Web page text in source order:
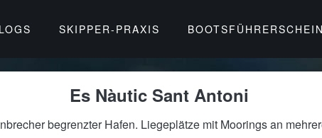
SKIPPER-PRAXIS
Es Nàutic Sant Antoni
begrenzter Hafen. Liegeplätze mit Moorings an